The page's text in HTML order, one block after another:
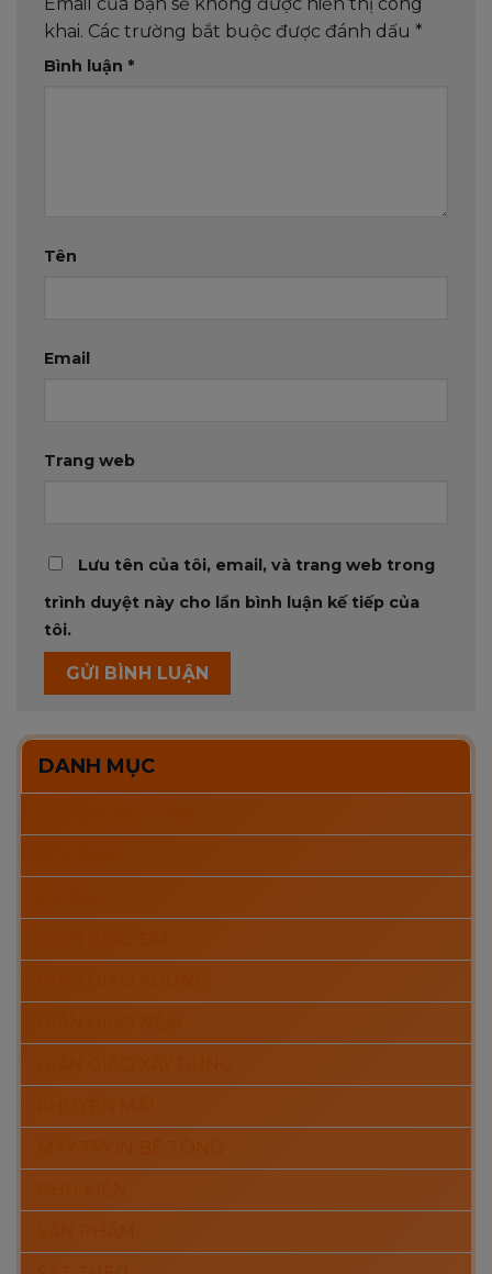
Email của bạn sẽ không được hiển thị công
khai. Các trường bắt buộc được đánh dấu *
Bình luận *
Tên
Email
Trang web
Lưu tên của tôi, email, và trang web trong
trình duyệt này cho lần bình luận kế tiếp của
tôi.
DANH MỤC